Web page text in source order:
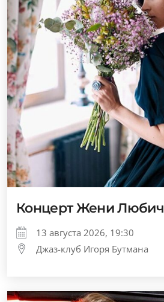
Концерт Жени Любич
13 августа 2026, 19:30
Джаз-клуб Игоря Бутмана